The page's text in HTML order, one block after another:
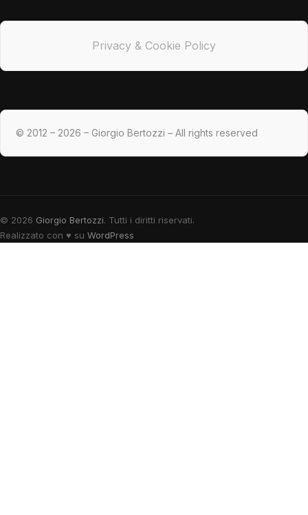
Privacy & Cookie Policy
© 2012 – 2026 – Giorgio Bertozzi – All rights reserved
© 2026 Giorgio Bertozzi. Tutti i diritti riservati.
Realizzato con ♥ su WordPress